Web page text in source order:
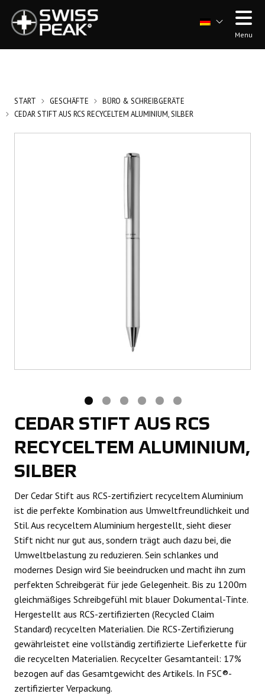
Menu
START GESCHÄFTE
BÜRO & SCHREIBGERÄTE
CEDAR STIFT AUS RCS RECYCELTEM ALUMINIUM, SILBER
CEDAR STIFT AUS RCS
RECYCELTEM ALUMINIUM,
SILBER
Der Cedar Stift aus RCS-zertifiziert recyceltem Aluminium
ist die perfekte Kombination aus Umweltfreundlichkeit und
Stil. Aus recyceltem Aluminium hergestellt, sieht dieser
Stift nicht nur gut aus, sondern trägt auch dazu bei, die
Umweltbelastung zu reduzieren. Sein schlankes und
modernes Design wird Sie beeindrucken und macht ihn zum
perfekten Schreibgerät für jede Gelegenheit. Bis zu 1200m
gleichmäßiges Schreibgefühl mit blauer Dokumental-Tinte.
Hergestellt aus RCS-zertifizierten (Recycled Claim
Standard) recycelten Materialien. Die RCS-Zertifizierung
gewährleistet eine vollständig zertifizierte Lieferkette für
die recycelten Materialien. Recycelter Gesamtanteil: 17%
bezogen auf das Gesamtgewicht des Artikels. In FSC®-
zertifizierter Verpackung.